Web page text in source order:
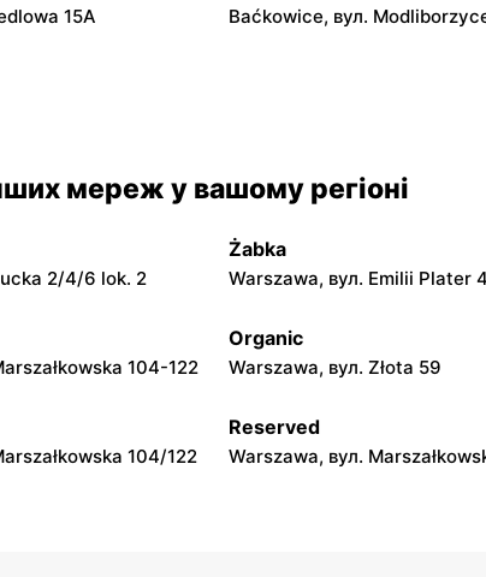
15A Baćkowice, вул.
111 Jeżowe, вул. Zalesie 77
moje sklepy
Gumniska, вул. Gumniska
100
moje sklepy
Jarosław, вул. Pełkińska 147
мереж у вашому регіоні
2/4/6 lok. 2
Żabka
Warszawa, вул. Emilii Plater
104-122
Organic
Warszawa, вул. Złota 59
104/122
Reserved
Warszawa, вул.